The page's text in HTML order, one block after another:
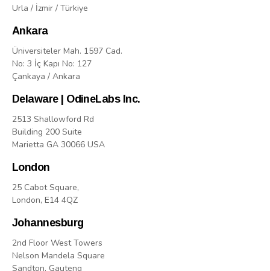
Urla / İzmir / Türkiye
Ankara
Üniversiteler Mah. 1597 Cad.
No: 3 İç Kapı No: 127
Çankaya / Ankara
Delaware | OdineLabs Inc.
2513 Shallowford Rd
Building 200 Suite
Marietta GA 30066 USA
London
25 Cabot Square,
London, E14 4QZ
Johannesburg
2nd Floor West Towers
Nelson Mandela Square
Sandton, Gauteng